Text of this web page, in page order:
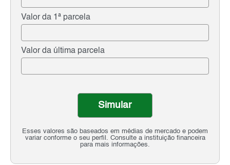
Valor da 1ª parcela
Valor da última parcela
Esses valores são baseados em médias de mercado e podem
variar conforme o seu perfil. Consulte a instituição financeira
para mais informações.
Simular